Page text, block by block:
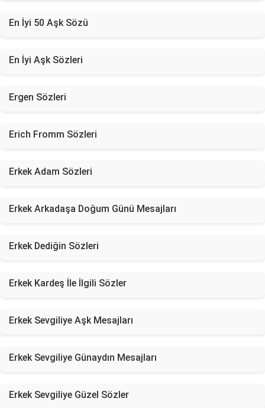
En İyi 50 Aşk Sözü
En İyi Aşk Sözleri
Ergen Sözleri
Erich Fromm Sözleri
Erkek Adam Sözleri
Erkek Arkadaşa Doğum Günü Mesajları
Erkek Dediğin Sözleri
Erkek Kardeş İle İlgili Sözler
Erkek Sevgiliye Aşk Mesajları
Erkek Sevgiliye Günaydın Mesajları
Erkek Sevgiliye Güzel Sözler